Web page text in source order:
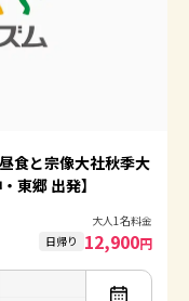
食と宗像大社秋季大
東郷 出発】
大人1名料金
日帰り 12,900円